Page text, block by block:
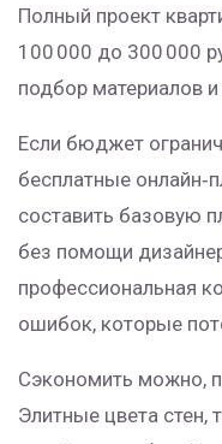
Полный проект
100 000 до 300 000
подбор материалов
Если бюджет
бесплатные
составить базовую
без помощи
профессиональная
ошибок, которые
Сэкономить можно,
Элитные цвета стен,